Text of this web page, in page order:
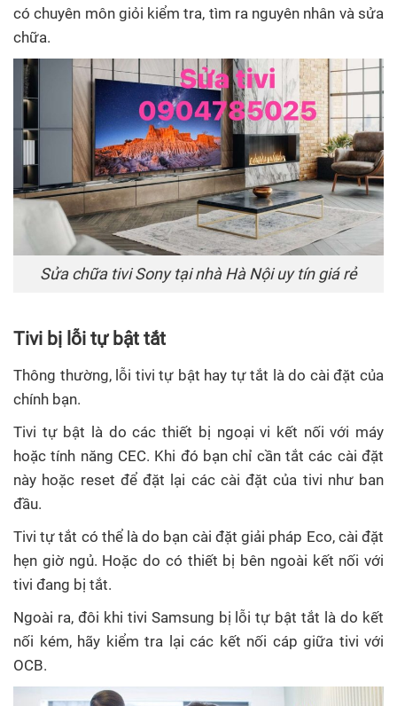
có chuyên môn giỏi kiểm tra, tìm ra nguyên nhân và sửa
chữa.
Sửa chữa tivi Sony tại nhà Hà Nội uy tín giá rẻ
Tivi bị lỗi tự bật tắt
Thông thường, lỗi tivi tự bật hay tự tắt là do cài đặt của
chính bạn.
Tivi tự bật là do các thiết bị ngoại vi kết nối với máy
hoặc tính năng CEC. Khi đó bạn chỉ cần tắt các cài đặt
này hoặc reset để đặt lại các cài đặt của tivi như ban
đầu.
Tivi tự tắt có thể là do bạn cài đặt giải pháp Eco, cài đặt
hẹn giờ ngủ. Hoặc do có thiết bị bên ngoài kết nối với
tivi đang bị tắt.
Ngoài ra, đôi khi tivi Samsung bị lỗi tự bật tắt là do kết
nối kém, hãy kiểm tra lại các kết nối cáp giữa tivi với
OCB.